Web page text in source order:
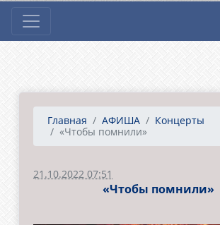
Главная АФИША
Концерты
«Чтобы помнили»
21.10.2022 07:51
«Чтобы помнили»